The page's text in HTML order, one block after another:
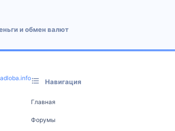
и обмен валют
Навигация
Главная
Форумы